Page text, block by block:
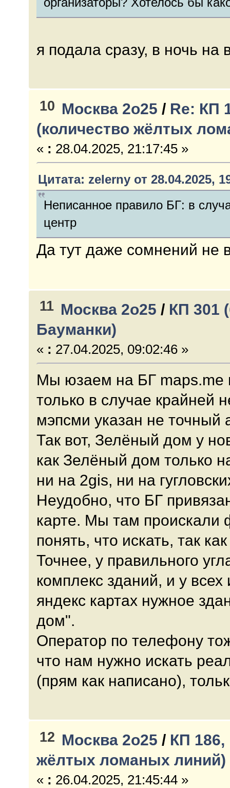
я подала сразу, в ночь на
10 Москва 2о25 / Re: КП
(количество жёлтых
« : 28.04.2025, 21:17:45 »
Цитата: zelerny от 28.04.2025,
Неписанное правило БГ: в
центр
Да тут даже сомнений не
11 Москва 2о25 / КП 301
Бауманки)
« : 27.04.2025, 09:02:46 »
Мы юзаем на БГ maps.me
только в случае крайней
мэпсми указан не
Так вот, Зелёный дом у
как Зелёный дом только
ни на 2gis, ни на
Неудобно, что БГ
карте. Мы там проискали
понять, что искать, так
Точнее, у правильного
комплекс зданий, и у
яндекс картах нужное
дом".
Оператор по телефону
что нам нужно искать
(прям как написано),
12 Москва 2о25 / КП 186,
жёлтых ломаных линий)
« : 26.04.2025, 21:45:44 »